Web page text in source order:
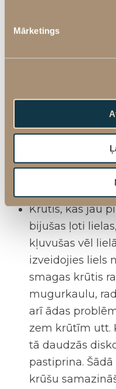
Mārketings
krūtis ir bijušas
formu, labu
laimīga par
izveidojies
krūšu izskatu,
operāciju. Ja ir
visbiežāk
pacelšanu
Krūtis, kas jau
bijušas ļoti
kļuvušas vēl
izveidojies liels
smagas krūtis
mugurkaulu,
arī ādas
zem krūtīm utt.
tā daudzās
pastiprina.
krūšu